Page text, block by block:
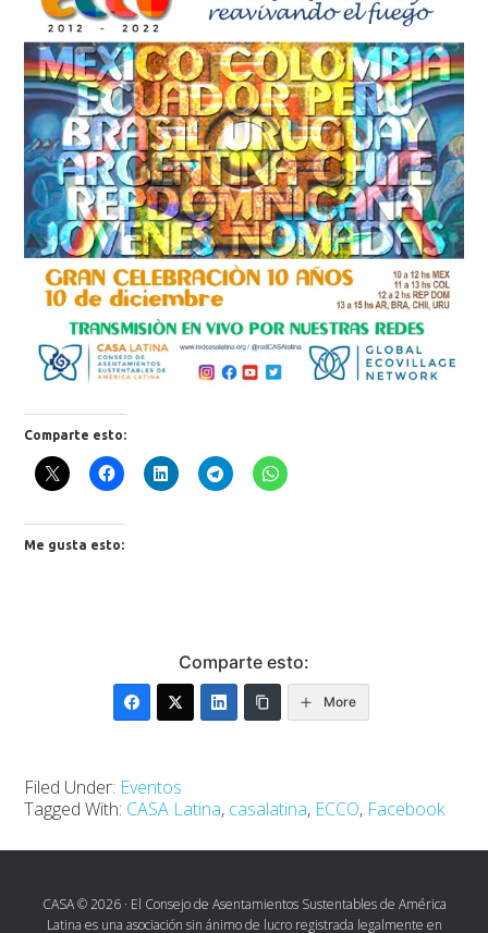
Comparte esto:
Me gusta esto:
Comparte esto:
More
Filed Under: Eventos
Tagged With: CASA Latina, casalatina, ECCO, Facebook
CASA © 2026 · El Consejo de Asentamientos Sustentables de América
Latina es una asociación sin ánimo de lucro registrada legalmente en